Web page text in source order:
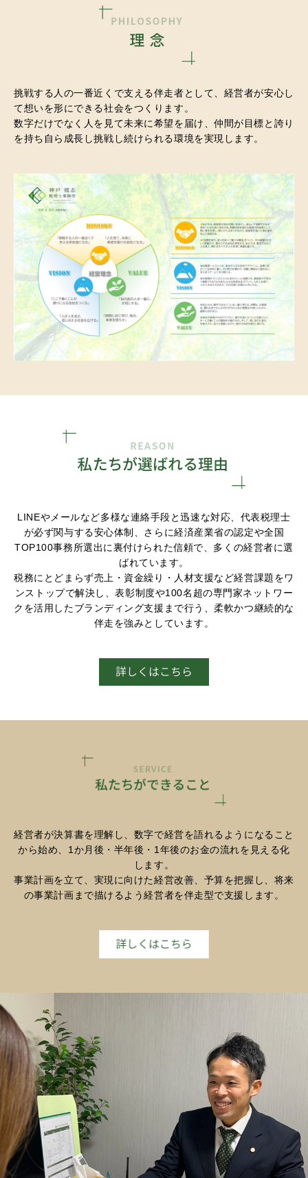
挑戦する人の一番近くで支える伴走者として、 経営者が安心し
て想いを形にできる社会をつくります。
数字だけでなく人を見て未来に希望を届け、仲間が目標と誇り
を持ち自ら成長し挑戦し続けられる環境を実現します。
LINEやメールなど多様な連絡手段と迅速な対応、代表税理士
が必ず関与する安心体制、さらに経済産業省の認定や全国
TOP100事務所選出に裏付けられた信頼で、多くの経営者に選
ばれています。
税務にとどまらず売上・資金繰り・人材支援など経営課題をワ
ンストップで解決し、表彰制度や100名超の専門家ネットワー
クを活用したブランディング支援まで行う、柔軟かつ継続的な
伴走を強みとしています。
経営者が決算書を理解し、数字で経営を語れるようになること
から始め、1か月後・半年後・1年後のお金の流れを見える化
します。
事業計画を立て、実現に向けた経営改善、予算を把握し、将来
の事業計画まで描けるよう経営者を伴走型で支援します。